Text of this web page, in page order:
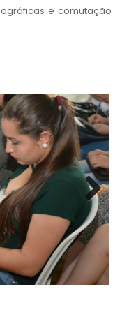
e comutação
Next